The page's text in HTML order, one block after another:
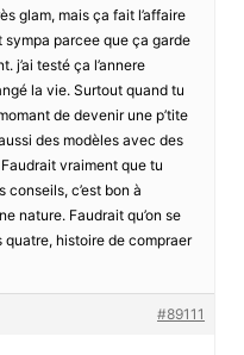
glam, mais ça fait l’affaire
sympa parcee que ça garde
j’ai testé ça l’annere
la vie. Surtout quand tu
de devenir une p’tite
des modèles avec des
vraiment que tu
c’est bon à
nature. Faudrait qu’on se
histoire de compraer
#89111